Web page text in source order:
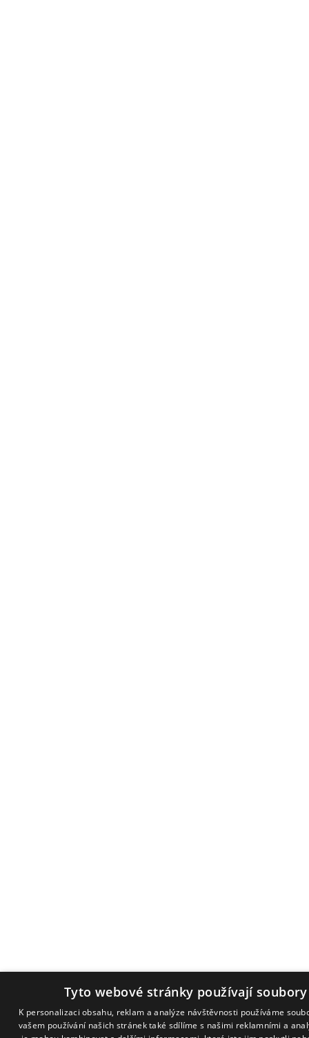
Tyto webové stránky používají
K personalizaci obsahu, reklam a analýze návštěvnosti používáme
vašem používání našich stránek také sdílíme s našimi reklamními a